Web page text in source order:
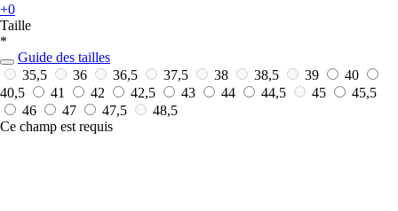
+0
Taille
*
Guide des tailles
35,5
36 36,5 37,5 38 38,5 39
40
40,5
41 42 42,5 43 44 44,5 45
45,5
46
47 47,5
48,5
Ce champ est requis